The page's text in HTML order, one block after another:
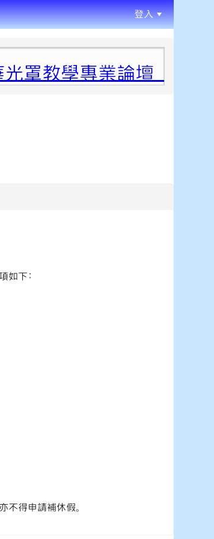
登入
教學專業論壇（六）
如下:
不得申請補休假。